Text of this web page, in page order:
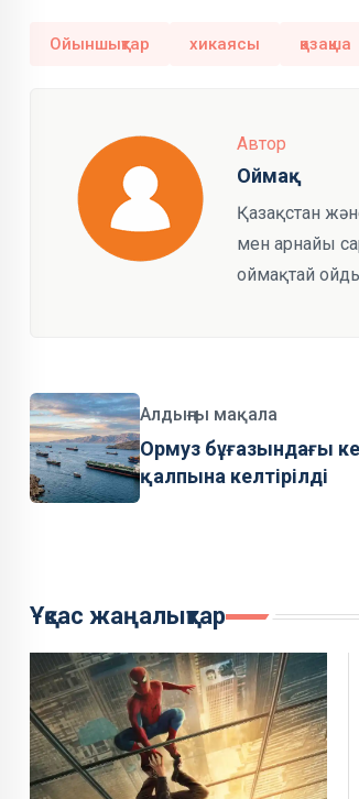
Ойыншықтар хикаясы қазақша
Автор
Оймақ
Қазақстан
мен арнайы
оймақтай
Алдыңғы мақала
Ормуз бұғазындағы
қалпына келтірілді
Ұқсас жаңалықтар